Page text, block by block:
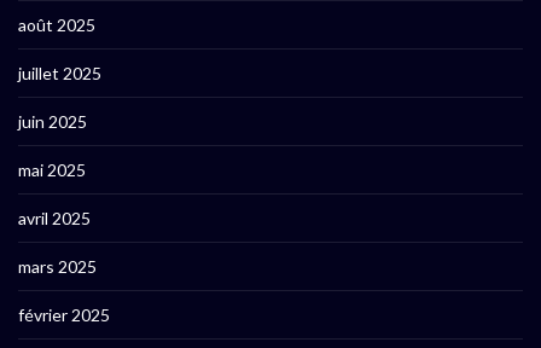
août 2025
juillet 2025
juin 2025
mai 2025
avril 2025
mars 2025
février 2025